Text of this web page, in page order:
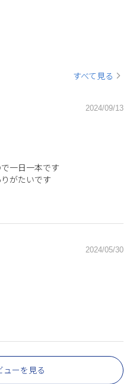
すべて見る
2024/09/13
一日一本です
がたいです
2024/05/30
ューを見る